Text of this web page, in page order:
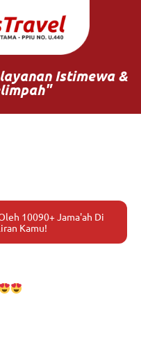
Istimewa &
10090+ Jama'ah Di
Kamu!